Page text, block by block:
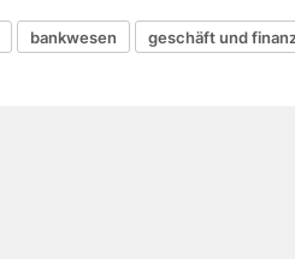
bankwesen geschäft und